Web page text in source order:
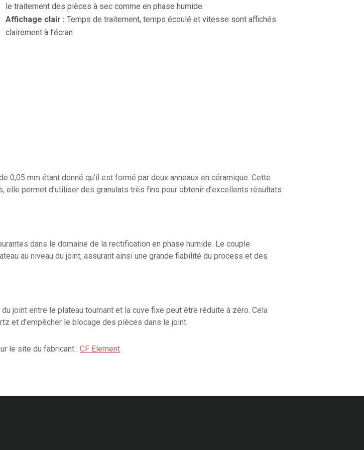
le traitement des pièces à sec comme en phase humide.
Affichage clair :Temps de traitement, temps écoulé et vitesse sont affichés
clairement à l’écran
mm étant donné qu’il est formé par deux anneaux en céramique. Cette
permet d’utiliser des granulats très fins pour obtenir d’excellents résultats
dans le domaine de la rectification en phase humide. Le couple
au niveau du joint, assurant ainsi une grande fiabilité du process et des
joint entre le plateau tournant et la cuve fixe peut être réduite à zéro. Cela
et d’empêcher le blocage des pièces dans le joint.
le site du fabricant :CF Element